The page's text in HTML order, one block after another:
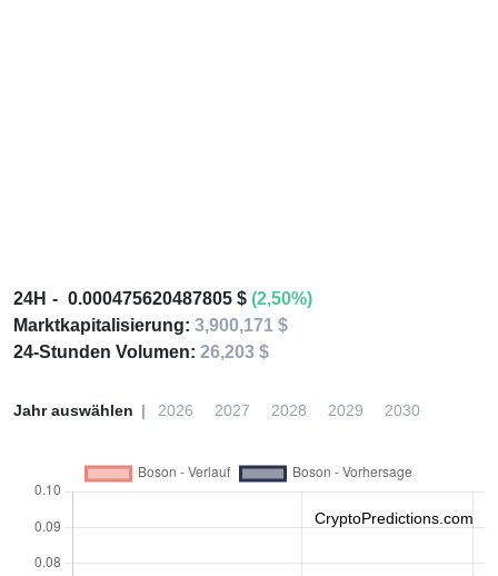
24H 0.000475620487805 $ (2,50%)
Marktkapitalisierung: 3,900,171 $
24-Stunden Volumen: 26,203 $
Jahr auswählen 2026 2027 2028 2029 2030
CryptoPredictions.com